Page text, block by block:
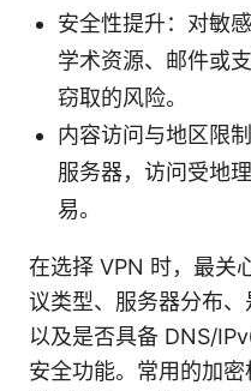
安全性提升：对敏
学术资源、邮件或
窃取的风险。
内容访问与地区限
服务器，访问受地
易。
在选择 VPN 时，最关
议类型、服务器分布、
以及是否具备 DNS/
安全功能。常用的加